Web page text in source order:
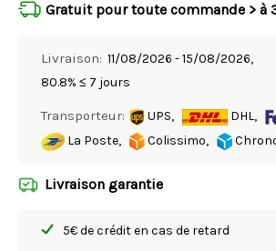
Gratuit pour toute commande > à
Livraison: 11/08/2026 - 15/08/2026,
80.8% ≤ 7 jours
Transporteur: UPS, DHL,
La Poste,
Colissimo,
Livraison garantie
5€ de crédit en cas de retard